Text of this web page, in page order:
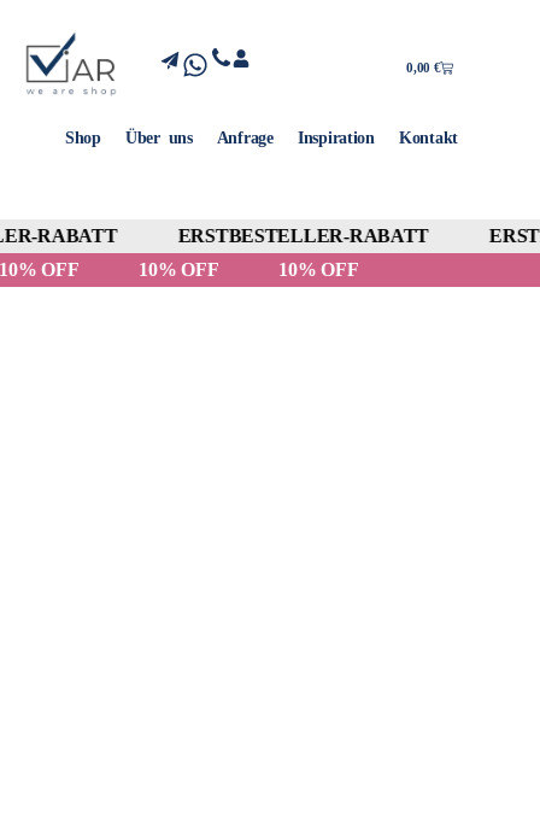
0,00 €
Shop Über uns Anfrage Inspiration Kontakt
RABATT ERSTBESTELLER-RABATT
10% OFF
10% OFF 10% OFF